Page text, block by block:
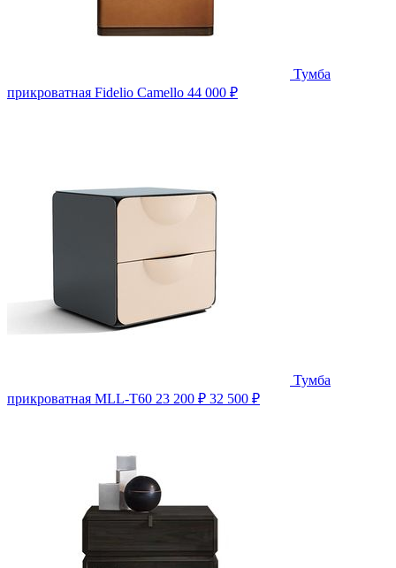
Тумба
прикроватная Fidelio Camello 44 000 ₽
Тумба
прикроватная MLL-T60 23 200 ₽ 32 500 ₽